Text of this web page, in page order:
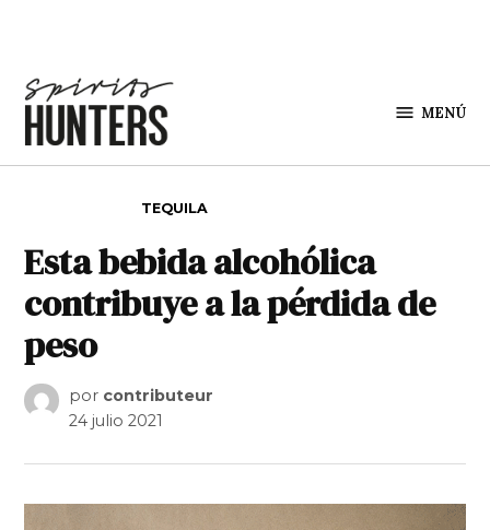
MENÚ
TEQUILA
Esta bebida alcohólica
contribuye a la pérdida de
peso
por contributeur
24 julio 2021